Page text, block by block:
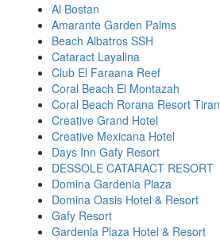
Al Bostan
Amarante Garden Palms
Beach Albatros SSH
Cataract Layalina
Club El Faraana Reef
Coral Beach El Montazah
Coral Beach Rorana Resort Tiran
Creative Grand Hotel
Creative Mexicana Hotel
Days Inn Gafy Resort
DESSOLE CATARACT RESORT
Domina Gardenia Plaza
Domina Oasis Hotel & Resort
Gafy Resort
Gardenia Plaza Hotel & Resort